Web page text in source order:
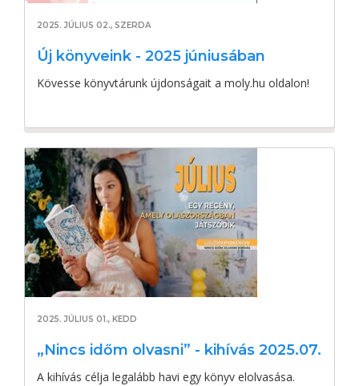
2025. JÚLIUS 02., SZERDA
Új könyveink - 2025 júniusában
Kövesse könyvtárunk újdonságait a moly.hu oldalon!
2025. JÚLIUS 01., KEDD
„Nincs időm olvasni” - kihívás 2025.07.
A kihívás célja legalább havi egy könyv elolvasása.